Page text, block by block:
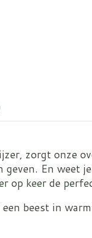
zorgt onze
En weet
op keer de
beest in